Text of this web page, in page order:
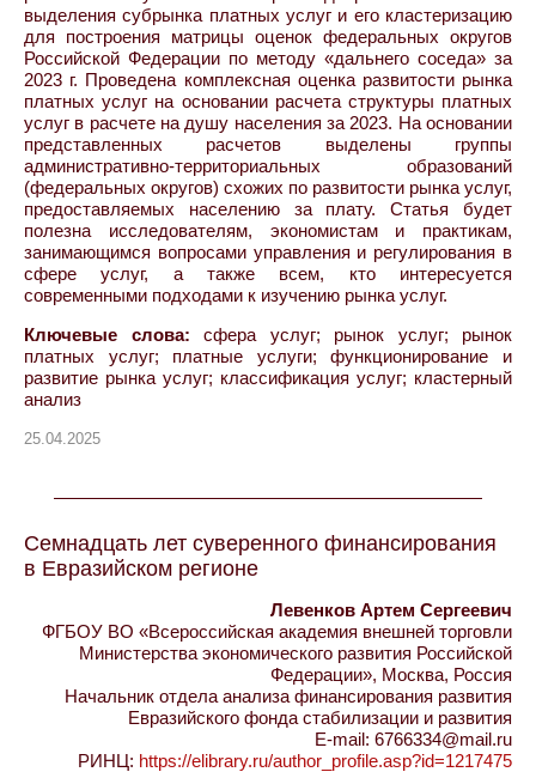
выделения субрынка платных услуг и его кластеризацию
для построения матрицы оценок федеральных округов
Российской Федерации по методу «дальнего соседа» за
2023 г. Проведена комплексная оценка развитости рынка
платных услуг на основании расчета структуры платных
услуг в расчете на душу населения за 2023. На основании
представленных расчетов выделены группы
административно-территориальных образований
(федеральных округов) схожих по развитости рынка услуг,
предоставляемых населению за плату. Статья будет
полезна исследователям, экономистам и практикам,
занимающимся вопросами управления и регулирования в
сфере услуг, а также всем, кто интересуется
современными подходами к изучению рынка услуг.
Ключевые слова: сфера услуг; рынок услуг; рынок
платных услуг; платные услуги; функционирование и
развитие рынка услуг; классификация услуг; кластерный
анализ
25.04.2025
Семнадцать лет суверенного финансирования
в Евразийском регионе
Левенков Артем Сергеевич
ФГБОУ ВО «Всероссийская академия внешней торговли
Министерства экономического развития Российской
Федерации», Москва, Россия
Начальник отдела анализа финансирования развития
Евразийского фонда стабилизации и развития
E-mail: 6766334@mail.ru
РИНЦ: https://elibrary.ru/author_profile.asp?id=1217475